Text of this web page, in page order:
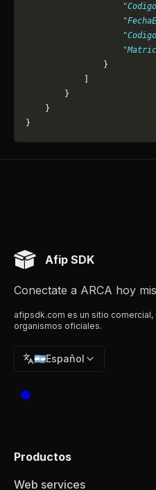
                }
        }
    }
}
Afip SDK
Conectate a ARCA hoy
afipsdk.com es un sitio
organismos oficiales.
🇦🇷Español
Productos
Web services